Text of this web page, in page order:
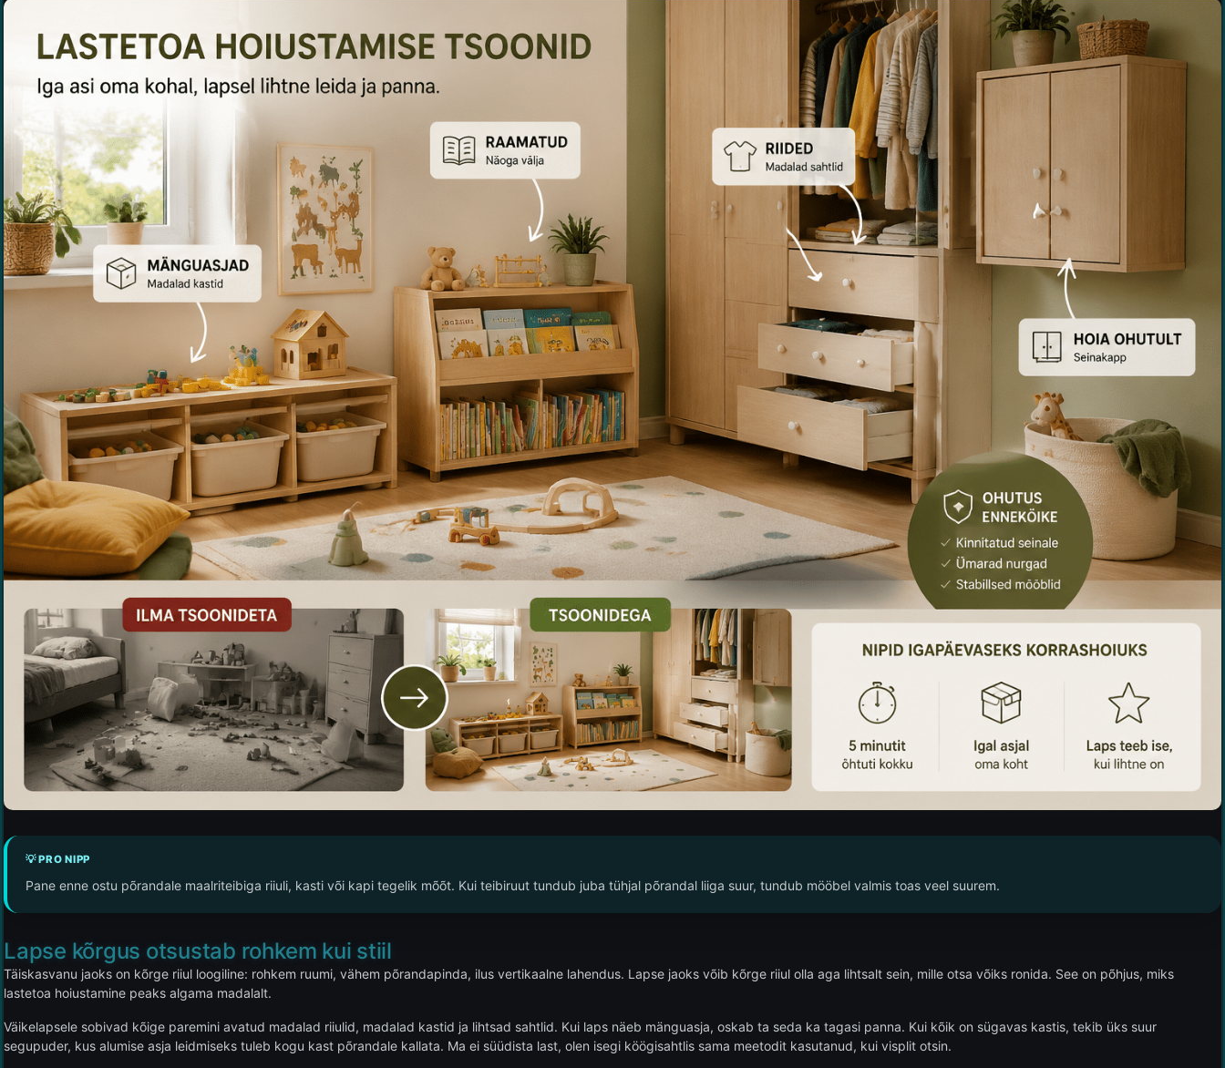
💡 PRO NIPP
Pane enne ostu põrandale maalriteibiga riiuli, kasti või kapi tegelik mõõt. Kui teibiruut tundub juba tühjal põrandal liiga suur, tundub mööbel valmis toas veel suurem.
Lapse kõrgus otsustab rohkem kui stiil
Täiskasvanu jaoks on kõrge riiul loogiline: rohkem ruumi, vähem põrandapinda, ilus vertikaalne lahendus. Lapse jaoks võib kõrge riiul olla aga lihtsalt sein, mille otsa võiks ronida. See on põhjus, miks
lastetoa hoiustamine peaks algama madalalt.
Väikelapsele sobivad kõige paremini avatud madalad riiulid, madalad kastid ja lihtsad sahtlid. Kui laps näeb mänguasja, oskab ta seda ka tagasi panna. Kui kõik on sügavas kastis, tekib üks suur
segupuder, kus alumise asja leidmiseks tuleb kogu kast põrandale kallata. Ma ei süüdista last, olen isegi köögisahtlis sama meetodit kasutanud, kui visplit otsin.